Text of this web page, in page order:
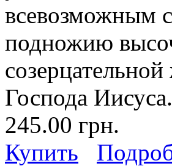
всевозможным
подножию
Господа Иисуса.
245.00 грн.
Купить